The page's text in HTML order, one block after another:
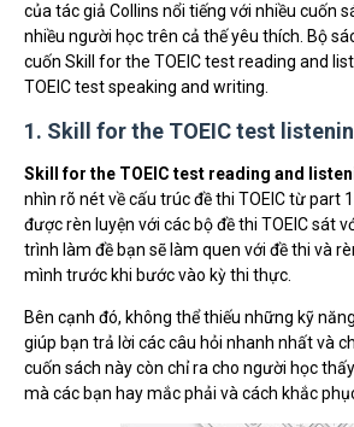
của tác giả Collins nổi tiếng với nhiều cuốn
nhiều người học trên cả thế yêu thích. Bộ
cuốn Skill for the TOEIC test reading and
TOEIC test speaking and writing.
1. Skill for the TOEIC test
Skill for the TOEIC test reading and
nhìn rõ nét về cấu trúc đề thi TOEIC từ part
được rèn luyện với các bộ đề thi TOEIC sát
trình làm đề bạn sẽ làm quen với đề thi và
mình trước khi bước vào kỳ thi thực.
Bên cạnh đó, không thể thiếu những kỹ
giúp bạn trả lời các câu hỏi nhanh nhất và
cuốn sách này còn chỉ ra cho người học
mà các bạn hay mắc phải và cách khắc